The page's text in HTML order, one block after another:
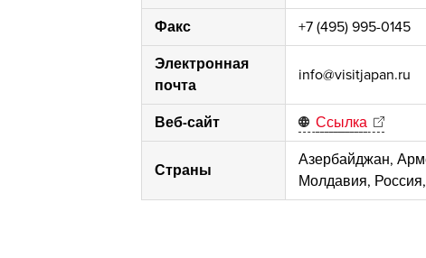
Факс +7 (495) 995-0145
Электронная
почта
info@visitjapan.ru
Веб-сайт Ссылка
Страны
Азербайджан,
Молдавия,